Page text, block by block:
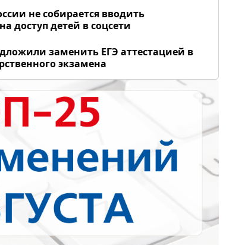
не собирается вводить
доступ детей в соцсети
заменить ЕГЭ аттестацией в
экзамена